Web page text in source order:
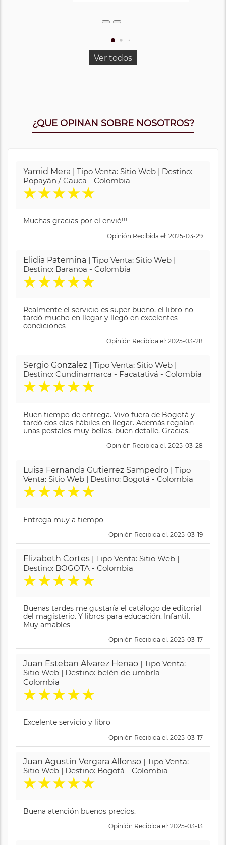
Ver todos
¿QUE OPINAN SOBRE NOSOTROS?
Yamid Mera | Tipo Venta: Sitio Web | Destino:
Popayán / Cauca - Colombia
★★★★★
Muchas gracias por el envió!!!
Opinión Recibida el: 2025-03-29
Elidia Paternina | Tipo Venta: Sitio Web |
Destino: Baranoa - Colombia
★★★★★
Realmente el servicio es super bueno, el libro no
tardó mucho en llegar y llegó en excelentes
condiciones
Opinión Recibida el: 2025-03-28
Sergio Gonzalez | Tipo Venta: Sitio Web |
Destino: Cundinamarca - Facatativá - Colombia
★★★★★
Buen tiempo de entrega. Vivo fuera de Bogotá y
tardó dos días hábiles en llegar. Además regalan
unas postales muy bellas, buen detalle. Gracias.
Opinión Recibida el: 2025-03-28
Luisa Fernanda Gutierrez Sampedro | Tipo
Venta: Sitio Web | Destino: Bogotá - Colombia
★★★★★
Entrega muy a tiempo
Opinión Recibida el: 2025-03-19
Elizabeth Cortes | Tipo Venta: Sitio Web |
Destino: BOGOTA - Colombia
★★★★★
Buenas tardes me gustaría el catálogo de editorial
del magisterio. Y libros para educación. Infantil.
Muy amables
Opinión Recibida el: 2025-03-17
Juan Esteban Alvarez Henao | Tipo Venta:
Sitio Web | Destino: belén de umbría -
Colombia
★★★★★
Excelente servicio y libro
Opinión Recibida el: 2025-03-17
Juan Agustin Vergara Alfonso | Tipo Venta:
Sitio Web | Destino: Bogotá - Colombia
★★★★★
Buena atención buenos precios.
Opinión Recibida el: 2025-03-13